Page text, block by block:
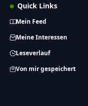
Quick Links
Mein Feed
Meine Interessen
Leseverlauf
Von mir gespeichert